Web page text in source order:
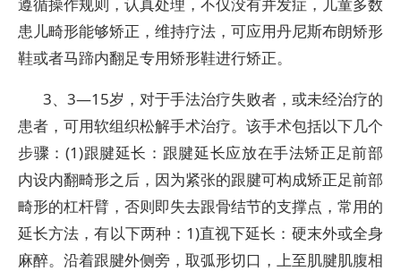
患儿畸形能够矫正，维持疗法，可应用丹尼斯布朗矫形
鞋或者马蹄内翻足专用矫形鞋进行矫正。
3、3—15岁，对于手法治疗失败者，或未经治疗的
患者，可用软组织松解手术治疗。该手术包括以下几个
步骤：(1)跟腱延长：跟腱延长应放在手法矫正足前部
内设内翻畸形之后，因为紧张的跟腱可构成矫正足前部
畸形的杠杆臂，否则即失去跟骨结节的支撑点，常用的
延长方法，有以下两种：1)直视下延长：硬末外或全身
麻醉。沿着跟腱外侧旁，取弧形切口，上至肌腱肌腹相